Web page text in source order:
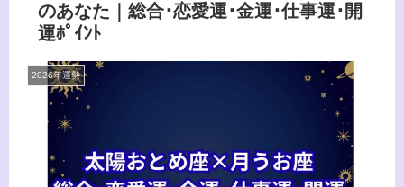
のあなた｜総合･恋愛運･金運･仕事運･開
運ﾎﾟｲﾝﾄ
2026年運勢